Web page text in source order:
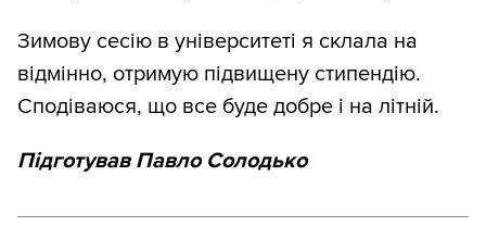
Зимову сесію в університеті я склала на
відмінно, отримую підвищену стипендію.
Сподіваюся, що все буде добре і на літній.
Підготував Павло Солодько